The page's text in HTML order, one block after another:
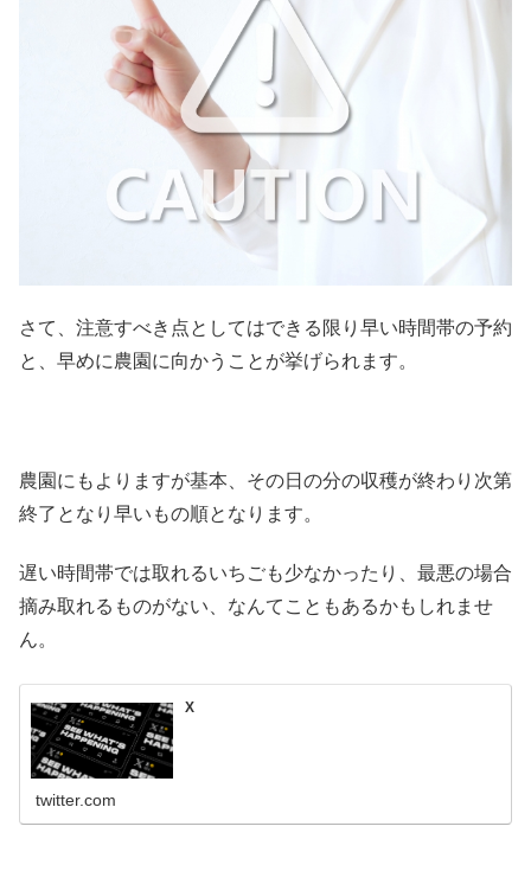
さて、注意すべき点としてはできる限り早い時間帯の予約
と、早めに農園に向かうことが挙げられます。
農園にもよりますが基本、その日の分の収穫が終わり次第
終了となり早いもの順となります。
遅い時間帯では取れるいちごも少なかったり、最悪の場合
摘み取れるものがない、なんてこともあるかもしれませ
ん。
X
twitter.com